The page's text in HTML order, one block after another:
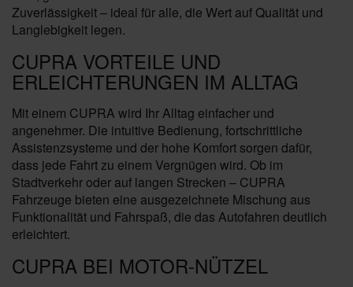
Zuverlässigkeit – ideal für alle, die Wert auf Qualität und
Langlebigkeit legen.
CUPRA VORTEILE UND
ERLEICHTERUNGEN IM ALLTAG
Mit einem CUPRA wird Ihr Alltag einfacher und
angenehmer. Die intuitive Bedienung, fortschrittliche
Assistenzsysteme und der hohe Komfort sorgen dafür,
dass jede Fahrt zu einem Vergnügen wird. Ob im
Stadtverkehr oder auf langen Strecken – CUPRA
Fahrzeuge bieten eine ausgezeichnete Mischung aus
Funktionalität und Fahrspaß, die das Autofahren deutlich
erleichtert.
CUPRA BEI MOTOR-NÜTZEL